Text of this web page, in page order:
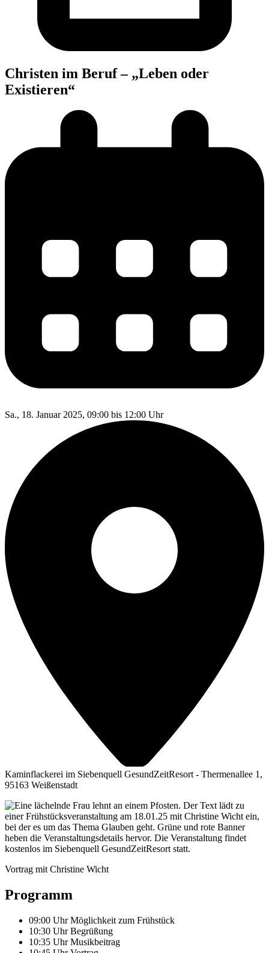
Chris­ten im Beruf – „Leben oder
Existieren“
Sa., 18. Januar 2025, 09:00 bis 12:00 Uhr
Kaminflackerei im Siebenquell GesundZeitResort - Thermenallee 1,
95163 Weißenstadt
Vor­trag mit Chris­ti­ne Wicht
Pro­gramm
09:00 Uhr Mög­lich­keit zum Frühstück
10:30 Uhr Begrüßung
10:35 Uhr Musikbeitrag